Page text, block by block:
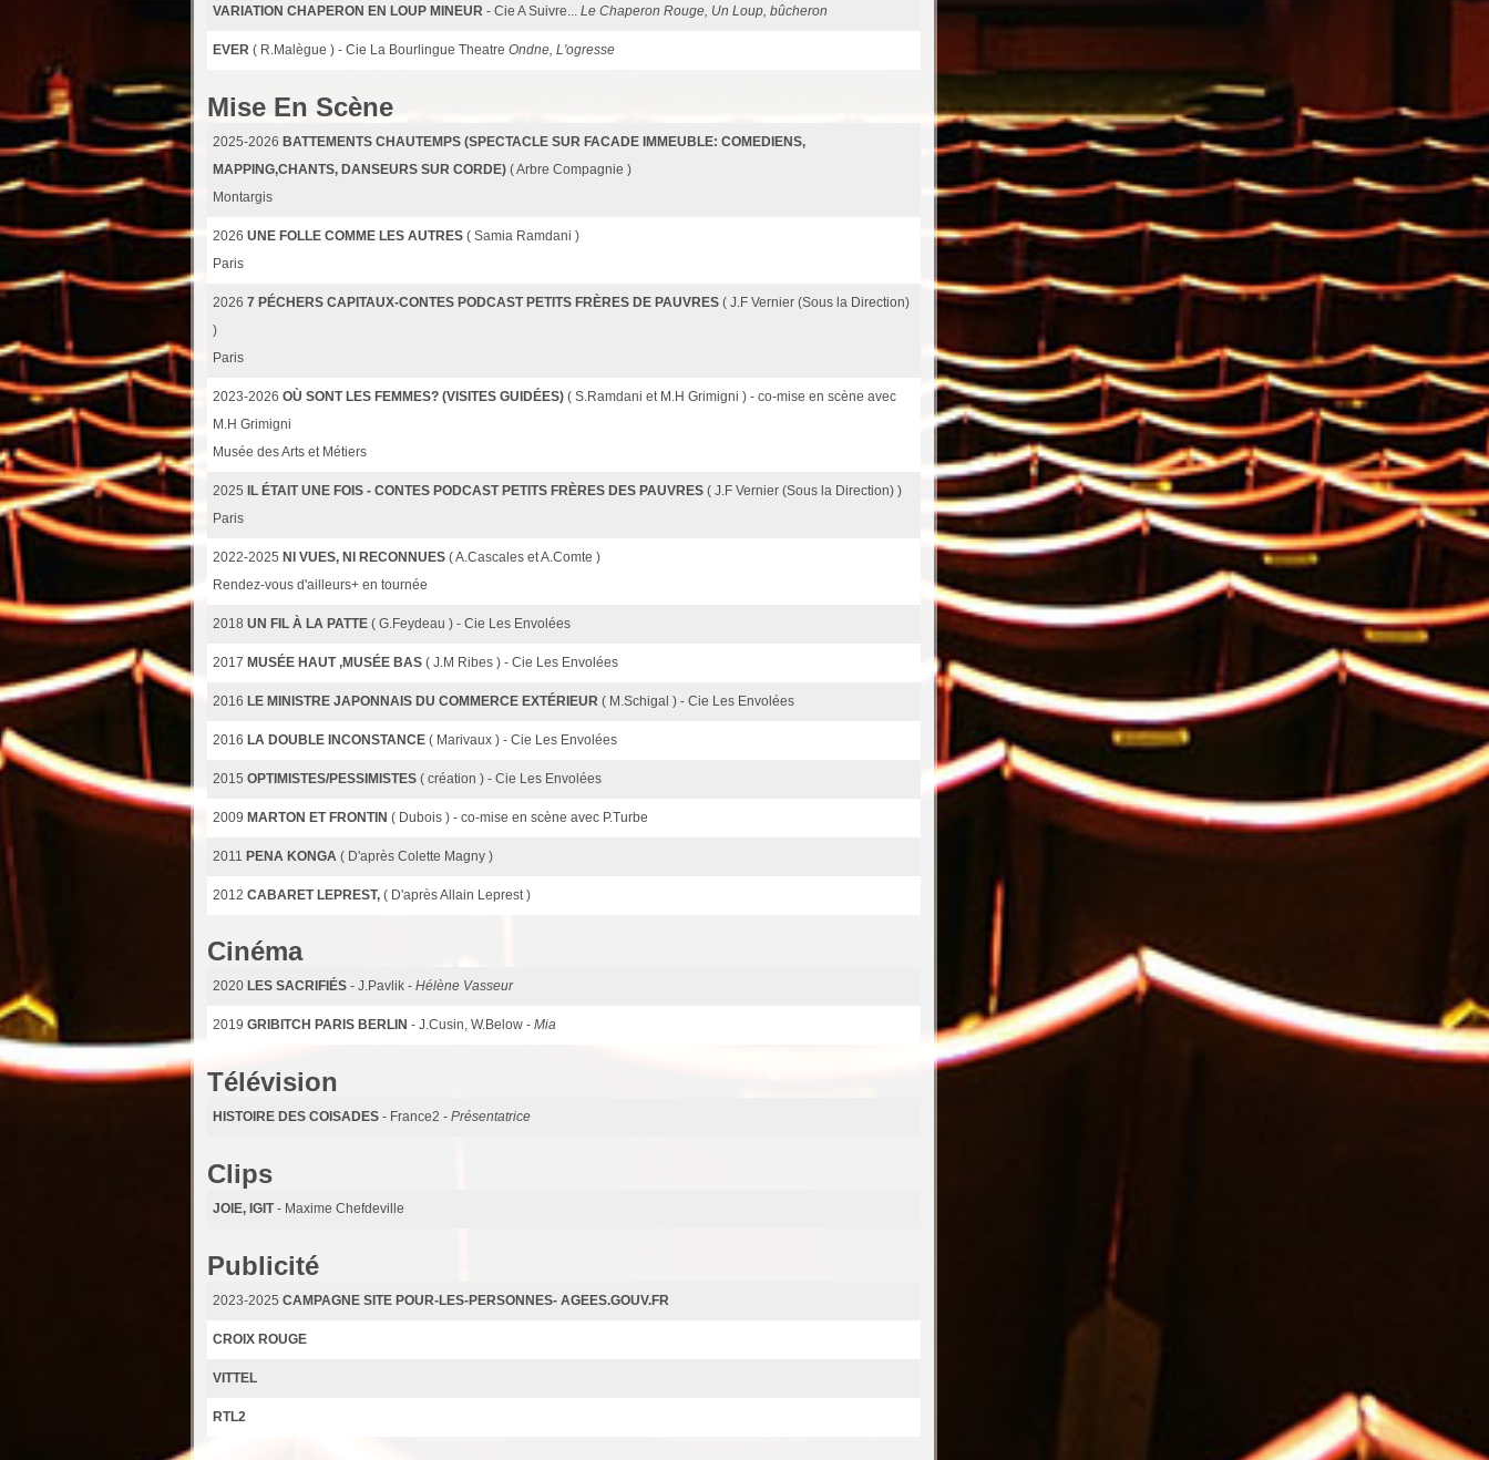
VARIATION CHAPERON EN LOUP MINEUR - Cie A Suivre... Le Chaperon Rouge, Un Loup, bûcheron
EVER ( R.Malègue ) - Cie La Bourlingue Theatre Ondne, L'ogresse
Mise En Scène
2025-2026 BATTEMENTS CHAUTEMPS (SPECTACLE SUR FACADE IMMEUBLE: COMEDIENS,
MAPPING,CHANTS, DANSEURS SUR CORDE) ( Arbre Compagnie )
Montargis
2026 UNE FOLLE COMME LES AUTRES ( Samia Ramdani )
Paris
2026 7 PÉCHERS CAPITAUX-CONTES PODCAST PETITS FRÈRES DE PAUVRES ( J.F Vernier (Sous la Direction)
)
Paris
2023-2026 OÙ SONT LES FEMMES? (VISITES GUIDÉES) ( S.Ramdani et M.H Grimigni ) - co-mise en scène avec
M.H Grimigni
Musée des Arts et Métiers
2025 IL ÉTAIT UNE FOIS - CONTES PODCAST PETITS FRÈRES DES PAUVRES ( J.F Vernier (Sous la Direction) )
Paris
2022-2025 NI VUES, NI RECONNUES ( A.Cascales et A.Comte )
Rendez-vous d'ailleurs+ en tournée
2018 UN FIL À LA PATTE ( G.Feydeau ) - Cie Les Envolées
2017 MUSÉE HAUT ,MUSÉE BAS ( J.M Ribes ) - Cie Les Envolées
2016 LE MINISTRE JAPONNAIS DU COMMERCE EXTÉRIEUR ( M.Schigal ) - Cie Les Envolées
2016 LA DOUBLE INCONSTANCE ( Marivaux ) - Cie Les Envolées
2015 OPTIMISTES/PESSIMISTES ( création ) - Cie Les Envolées
2009 MARTON ET FRONTIN ( Dubois ) - co-mise en scène avec P.Turbe
2011 PENA KONGA ( D'après Colette Magny )
2012 CABARET LEPREST, ( D'après Allain Leprest )
Cinéma
2020 LES SACRIFIÉS - J.Pavlik - Hélène Vasseur
2019 GRIBITCH PARIS BERLIN - J.Cusin, W.Below - Mia
Télévision
HISTOIRE DES COISADES - France2 - Présentatrice
Clips
JOIE, IGIT - Maxime Chefdeville
Publicité
2023-2025 CAMPAGNE SITE POUR-LES-PERSONNES- AGEES.GOUV.FR
CROIX ROUGE
VITTEL
RTL2